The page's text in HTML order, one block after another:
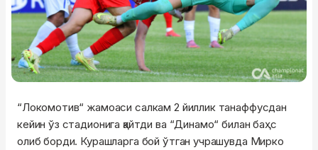
“Локомотив“ жамоаси салкам 2 йиллик танаффусдан
кейин ўз стадионига қайтди ва “Динамо“ билан баҳс
олиб борди. Курашларга бой ўтган учрашувда Мирко